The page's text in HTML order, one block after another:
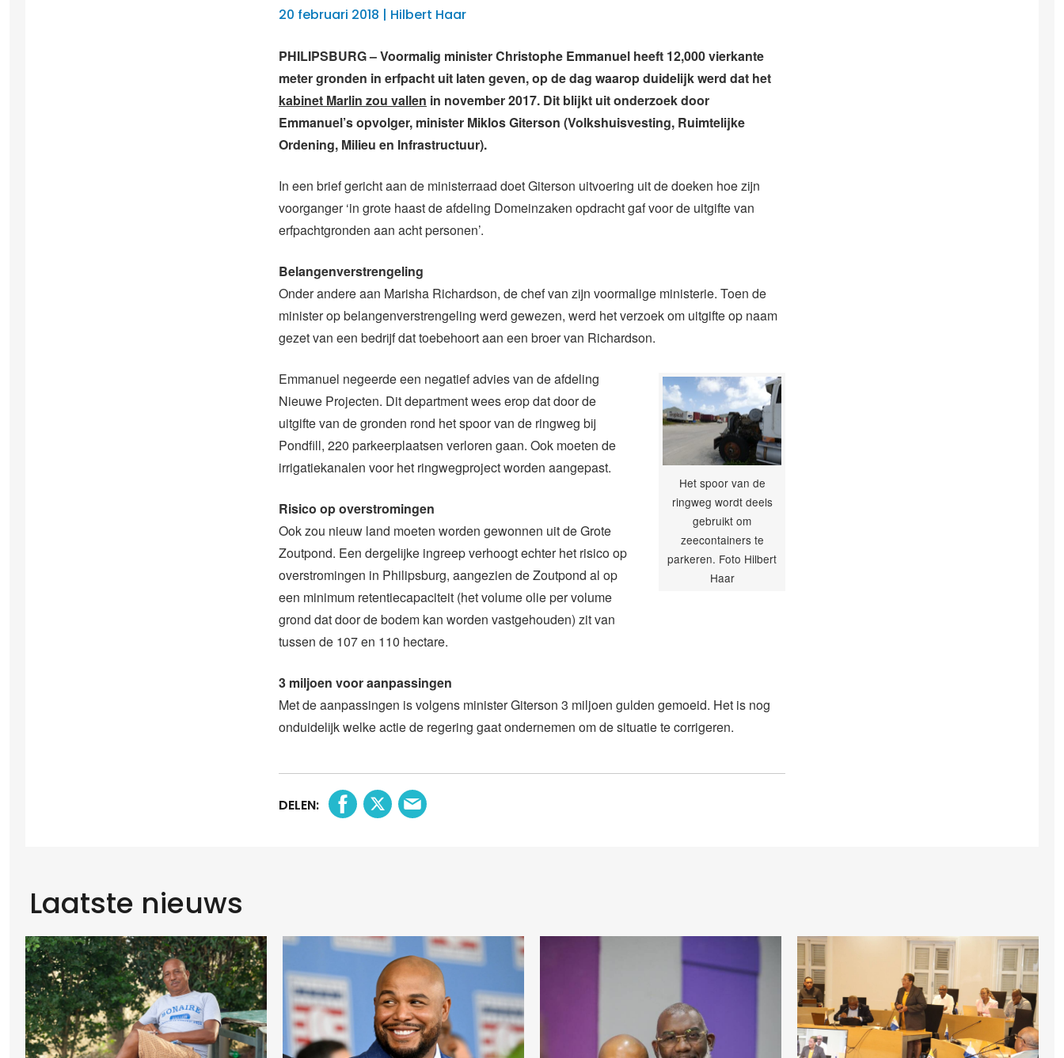
20 februari 2018 | Hilbert Haar
PHILIPSBURG – Voormalig minister Christophe Emmanuel heeft 12,000 vierkante
meter gronden in erfpacht uit laten geven, op de dag waarop duidelijk werd dat het
kabinet Marlin zou vallen in november 2017. Dit blijkt uit onderzoek door
Emmanuel’s opvolger, minister Miklos Giterson (Volkshuisvesting, Ruimtelijke
Ordening, Milieu en Infrastructuur).
In een brief gericht aan de ministerraad doet Giterson uitvoering uit de doeken hoe zijn
voorganger ‘in grote haast de afdeling Domeinzaken opdracht gaf voor de uitgifte van
erfpachtgronden aan acht personen’.
Belangenverstrengeling
Onder andere aan Marisha Richardson, de chef van zijn voormalige ministerie. Toen de
minister op belangenverstrengeling werd gewezen, werd het verzoek om uitgifte op naam
gezet van een bedrijf dat toebehoort aan een broer van Richardson.
Het spoor van de
ringweg wordt deels
gebruikt om
zeecontainers te
parkeren. Foto Hilbert
Haar
Emmanuel negeerde een negatief advies van de afdeling
Nieuwe Projecten. Dit department wees erop dat door de
uitgifte van de gronden rond het spoor van de ringweg bij
Pondfill, 220 parkeerplaatsen verloren gaan. Ook moeten de
irrigatiekanalen voor het ringwegproject worden aangepast.
Risico op overstromingen
Ook zou nieuw land moeten worden gewonnen uit de Grote
Zoutpond. Een dergelijke ingreep verhoogt echter het risico op
overstromingen in Philipsburg, aangezien de Zoutpond al op
een minimum retentiecapaciteit (het volume olie per volume
grond dat door de bodem kan worden vastgehouden) zit van
tussen de 107 en 110 hectare.
3 miljoen voor aanpassingen
Met de aanpassingen is volgens minister Giterson 3 miljoen gulden gemoeid. Het is nog
onduidelijk welke actie de regering gaat ondernemen om de situatie te corrigeren.
DELEN:
Laatste nieuws